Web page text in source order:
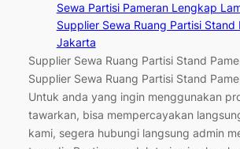
Sewa Partisi Pameran Lengkap
Supplier Sewa Ruang Partisi Stand
Jakarta
Supplier Sewa Ruang Partisi Stand
Supplier Sewa Ruang Partisi Stand
Untuk anda yang ingin menggunakan
tawarkan, bisa mempercayakan
kami, segera hubungi langsung admin